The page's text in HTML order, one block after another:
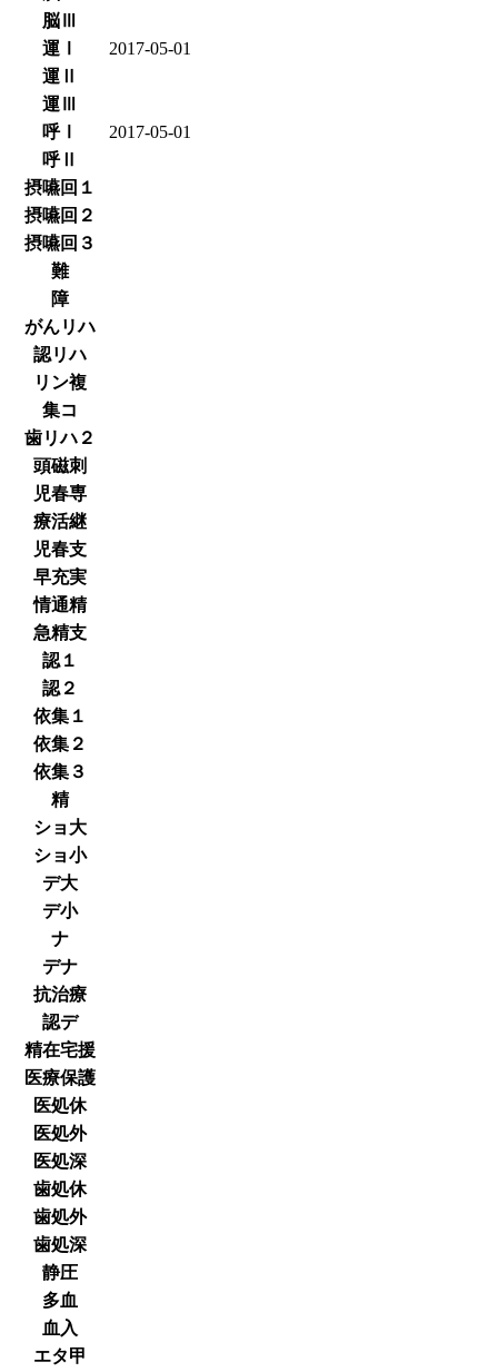
脳Ⅲ
運Ⅰ
2017-05-01
運Ⅱ
運Ⅲ
呼Ⅰ
2017-05-01
呼Ⅱ
摂嚥回１
摂嚥回２
摂嚥回３
難
障
がんリハ
認リハ
リン複
集コ
歯リハ２
頭磁刺
児春専
療活継
児春支
早充実
情通精
急精支
認１
認２
依集１
依集２
依集３
精
ショ大
ショ小
デ大
デ小
ナ
デナ
抗治療
認デ
精在宅援
医療保護
医処休
医処外
医処深
歯処休
歯処外
歯処深
静圧
多血
血入
エタ甲